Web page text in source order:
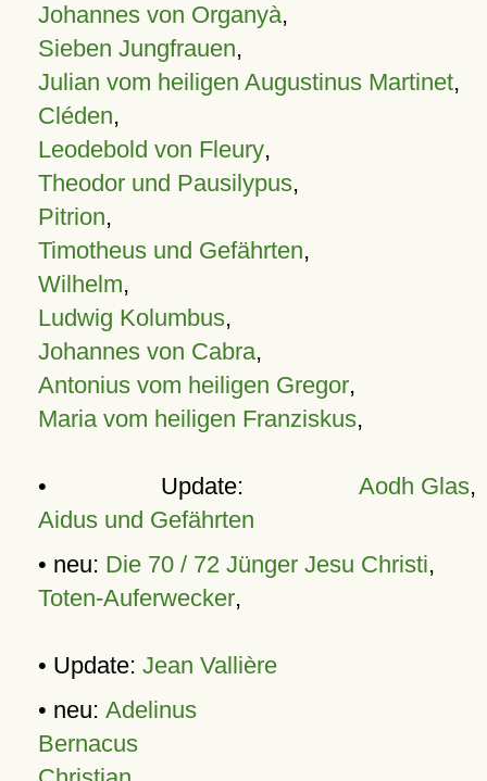
Johannes von Organyà,
Sieben Jungfrauen,
Julian vom heiligen Augustinus Martinet,
Cléden,
Leodebold von Fleury,
Theodor und Pausilypus,
Pitrion,
Timotheus und Gefährten,
Wilhelm,
Ludwig Kolumbus,
Johannes von Cabra,
Antonius vom heiligen Gregor,
Maria vom heiligen Franziskus,
• Update: Aodh Glas,
Aidus und Gefährten
• neu: Die 70 / 72 Jünger Jesu Christi,
Toten-Auferwecker,
• Update: Jean Vallière
• neu: Adelinus
Bernacus